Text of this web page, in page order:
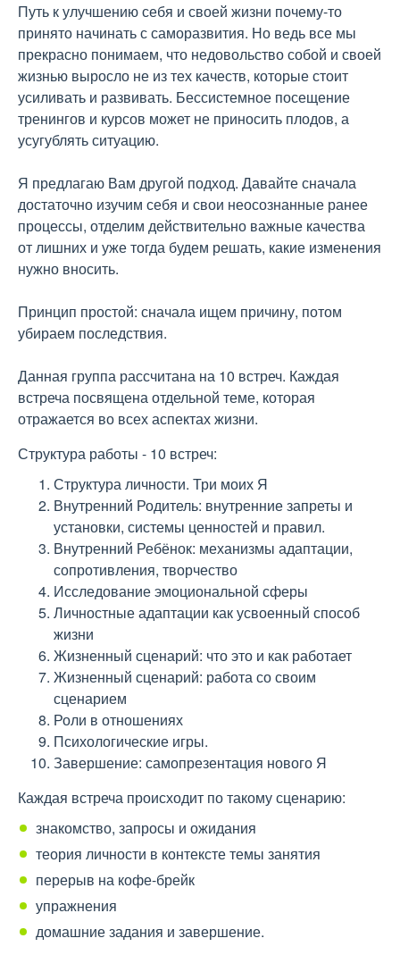
Путь к улучшению себя и своей жизни почему-то
принято начинать с саморазвития. Но ведь все мы
прекрасно понимаем, что недовольство собой и своей
жизнью выросло не из тех качеств, которые стоит
усиливать и развивать. Бессистемное посещение
тренингов и курсов может не приносить плодов, а
усугублять ситуацию.
Я предлагаю Вам другой подход. Давайте сначала
достаточно изучим себя и свои неосознанные ранее
процессы, отделим действительно важные качества
от лишних и уже тогда будем решать, какие изменения
нужно вносить.
Принцип простой: сначала ищем причину, потом
убираем последствия.
Данная группа рассчитана на 10 встреч. Каждая
встреча посвящена отдельной теме, которая
отражается во всех аспектах жизни.
Структура работы - 10 встреч:
Структура личности. Три моих Я
Внутренний Родитель: внутренние запреты и
установки, системы ценностей и правил.
Внутренний Ребёнок: механизмы адаптации,
сопротивления, творчество
Исследование эмоциональной сферы
Личностные адаптации как усвоенный способ
жизни
Жизненный сценарий: что это и как работает
Жизненный сценарий: работа со своим
сценарием
Роли в отношениях
Психологические игры.
Завершение: самопрезентация нового Я
Каждая встреча происходит по такому сценарию:
знакомство, запросы и ожидания
теория личности в контексте темы занятия
перерыв на кофе-брейк
упражнения
домашние задания и завершение.